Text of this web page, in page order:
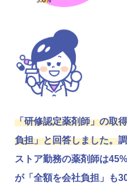
「研修認定薬剤師」の取
負担」と回答しました。
ストア勤務の薬剤師は
が「全額を会社負担」も